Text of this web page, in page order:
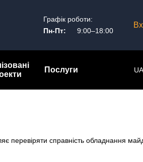
Графік роботи:
Пн-Пт:
9:00–18:00
Послуги
перевіряти справність обладнання